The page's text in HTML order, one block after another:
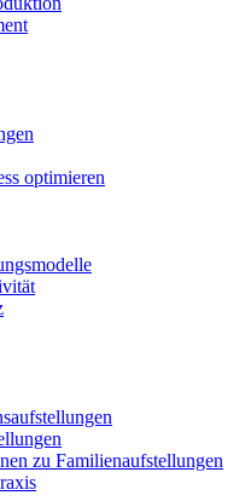
optimieren
zu Familienaufstellungen